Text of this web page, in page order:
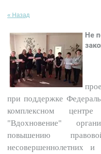
« Назад
Не
при поддержке
комплексном центре
"Вдохновение"
повышению
несовершеннолетних